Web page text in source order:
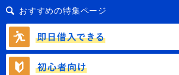
おすすめの特集ページ